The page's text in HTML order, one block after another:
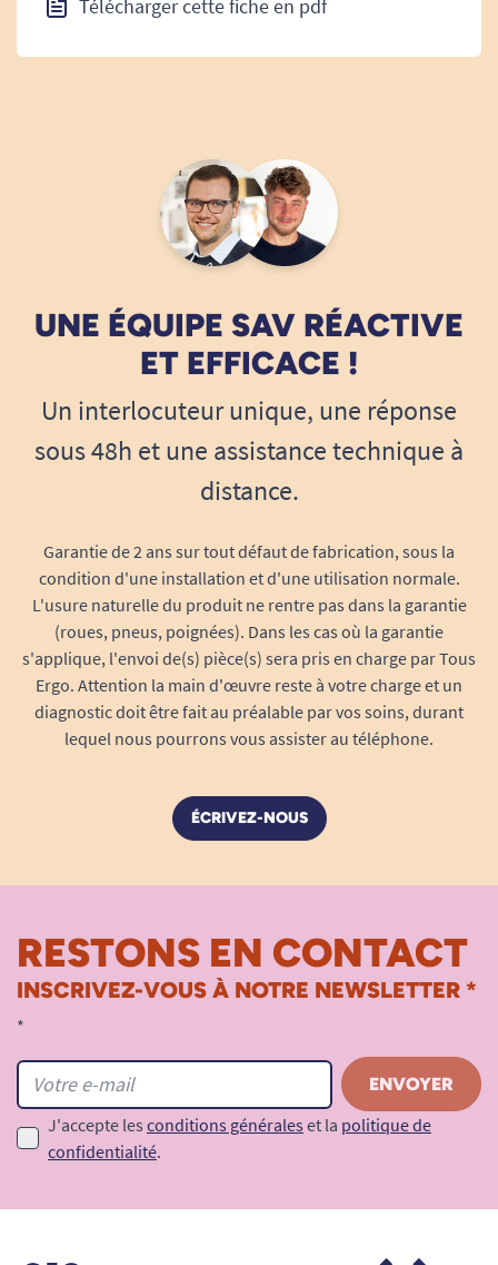
Télécharger cette fiche en pdf
UNE ÉQUIPE SAV RÉACTIVE
ET EFFICACE !
Un interlocuteur unique, une réponse
sous 48h et une assistance technique à
distance.
Garantie de 2 ans sur tout défaut de fabrication, sous la
condition d'une installation et d'une utilisation normale.
L'usure naturelle du produit ne rentre pas dans la garantie
(roues, pneus, poignées). Dans les cas où la garantie
s'applique, l'envoi de(s) pièce(s) sera pris en charge par Tous
Ergo. Attention la main d'œuvre reste à votre charge et un
diagnostic doit être fait au préalable par vos soins, durant
lequel nous pourrons vous assister au téléphone.
ÉCRIVEZ-NOUS
RESTONS EN CONTACT
INSCRIVEZ-VOUS À NOTRE NEWSLETTER *
*
J'accepte les conditions générales et la politique de
confidentialité.